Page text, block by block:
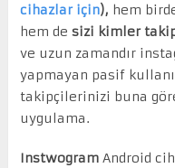
cihazlar için), hem
hem de sizi kimler
ve uzun zamandır
yapmayan pasif
takipçilerinizi buna
uygulama.
InstwogramAndroid